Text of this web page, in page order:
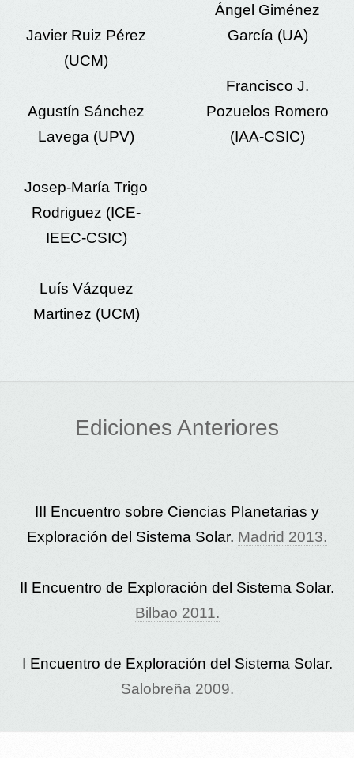
Javier Ruiz Pérez
(UCM)
Agustín Sánchez
Lavega (UPV)
Josep-María Trigo
Rodriguez (ICE-
IEEC-CSIC)
Luís Vázquez
Martinez (UCM)
Ángel Giménez
García (UA)
Francisco J.
Pozuelos Romero
(IAA-CSIC)
Ediciones Anteriores
III Encuentro sobre Ciencias Planetarias y
Exploración del Sistema Solar. Madrid 2013.
II Encuentro de Exploración del Sistema Solar.
Bilbao 2011.
I Encuentro de Exploración del Sistema Solar.
Salobreña 2009.